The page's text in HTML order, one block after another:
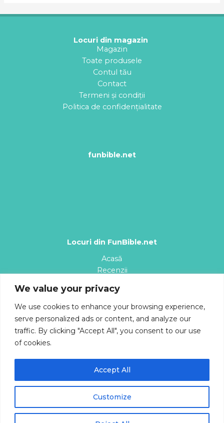
We value your privacy
We use cookies to enhance your browsing experience,
serve personalized ads or content, and analyze our
traffic. By clicking "Accept All", you consent to our use
of cookies.
Customize
Accept All
Locuri din magazin
Magazin
Toate produsele
Contul tău
Contact
Termeni și condiții
Politica de confidențialitate
funbible.net
Locuri din FunBible.net
Acasă
Recenzii
Desene animate
Cântece
Blog
Despre
Copyright © 2026 | Magazin - FunBible.net